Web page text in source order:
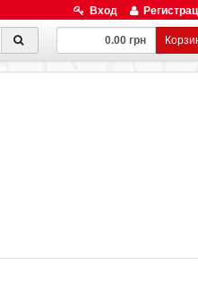
Вход
0.00 грн